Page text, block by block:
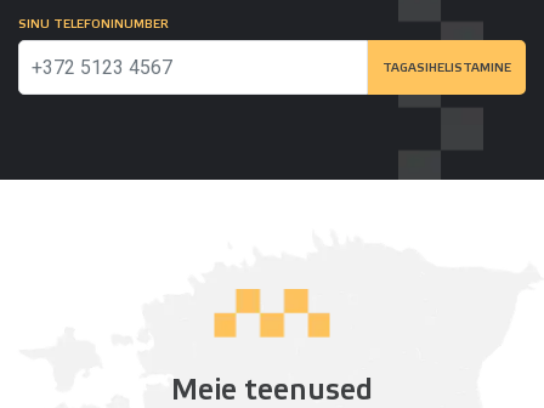
SINU TELEFONINUMBER
TAGASIHELISTAMINE
Meie teenused